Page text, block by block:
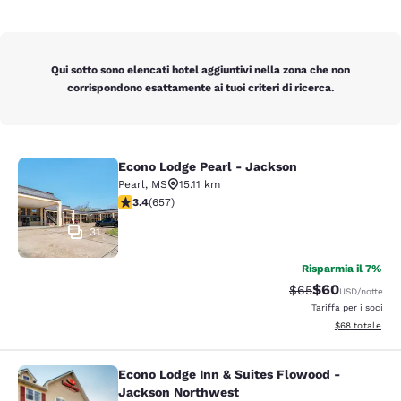
Qui sotto sono elencati hotel aggiuntivi nella zona che non
corrispondono esattamente ai tuoi criteri di ricerca.
Econo Lodge Pearl - Jackson
31
Econo Lodge Pearl - Jackson
Pearl, MS
15.11 km
Valutazione di 3.36 stelle. Buono. 657 recensioni
3.4(657)
Risparmia il 7%
Tariffa di
$65Tariffa
$60USD/notte
Tariffa per i soci
Visualizza i
$68 totale
Econo Lodge Inn & Suites Flowood
Econo Lodge Inn & Suites Flowood -
Jackson Northwest